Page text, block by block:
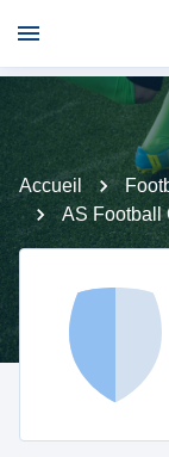
Accueil
AS Football